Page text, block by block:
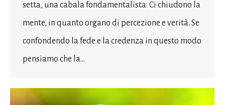
setta, una cabala fondamentalista. Ci chiudono la
mente, in quanto organo di percezione e verità. Se
confondendo la fede e la credenza in questo modo
pensiamo che la…